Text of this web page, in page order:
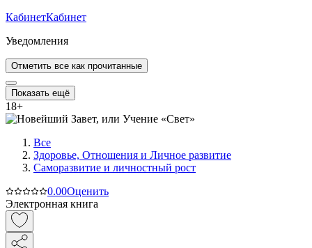
КабинетКабинет
Уведомления
Отметить все как прочитанные
Показать ещё
18+
Все
Здоровье, Отношения и Личное развитие
Саморазвитие и личностный рост
0.00Оценить
Электронная книга